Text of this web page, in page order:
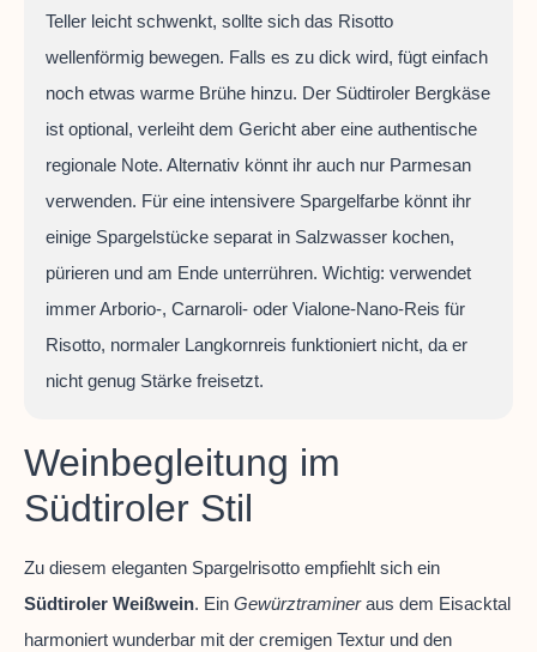
Teller leicht schwenkt, sollte sich das Risotto
wellenförmig bewegen. Falls es zu dick wird, fügt einfach
noch etwas warme Brühe hinzu. Der Südtiroler Bergkäse
ist optional, verleiht dem Gericht aber eine authentische
regionale Note. Alternativ könnt ihr auch nur Parmesan
verwenden. Für eine intensivere Spargelfarbe könnt ihr
einige Spargelstücke separat in Salzwasser kochen,
pürieren und am Ende unterrühren. Wichtig: verwendet
immer Arborio-, Carnaroli- oder Vialone-Nano-Reis für
Risotto, normaler Langkornreis funktioniert nicht, da er
nicht genug Stärke freisetzt.
Weinbegleitung im
Südtiroler Stil
Zu diesem eleganten Spargelrisotto empfiehlt sich ein
Südtiroler Weißwein. Ein Gewürztramineraus dem Eisacktal
harmoniert wunderbar mit der cremigen Textur und den